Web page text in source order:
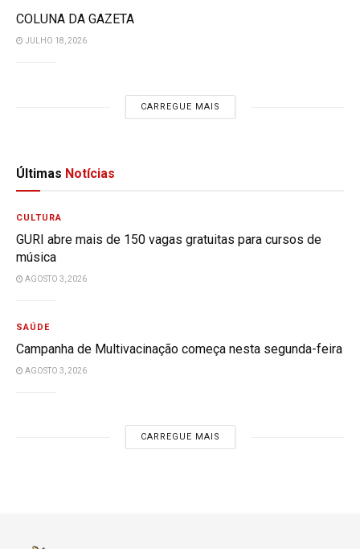
COLUNA DA GAZETA
JULHO 18, 2026
CARREGUE MAIS
Últimas Notícias
CULTURA
GURI abre mais de 150 vagas gratuitas para cursos de
música
AGOSTO 3, 2026
SAÚDE
Campanha de Multivacinação começa nesta segunda-feira
AGOSTO 3, 2026
CARREGUE MAIS